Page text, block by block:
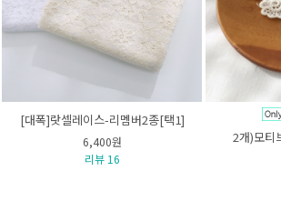
[대폭]랏셀레이스-리멤버2종[택1]
6,400원
리뷰 16
2개)모티